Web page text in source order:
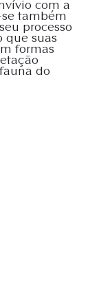
com a
também
processo
que suas
formas
do